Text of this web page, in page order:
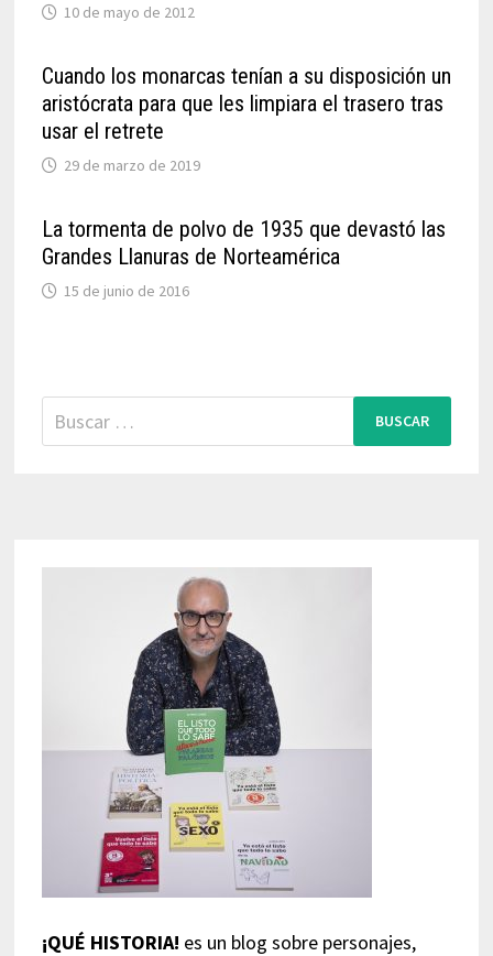
10 de mayo de 2012
Cuando los monarcas tenían a su disposición un
aristócrata para que les limpiara el trasero tras
usar el retrete
29 de marzo de 2019
La tormenta de polvo de 1935 que devastó las
Grandes Llanuras de Norteamérica
15 de junio de 2016
Buscar:
¡QUÉ HISTORIA! es un blog sobre personajes,